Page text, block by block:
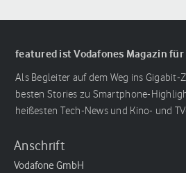
featured ist Vodafones Magazin
Als Begleiter auf dem Weg ins
besten Stories zu Smartphone-
heißesten Tech-News und Kino- und
Anschrift
Vodafone GmbH